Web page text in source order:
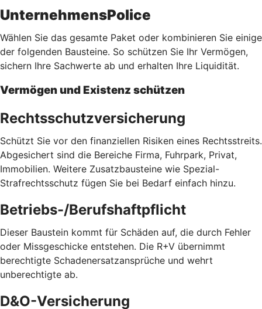
UnternehmensPolice
Wählen Sie das gesamte Paket oder kombinieren Sie einige
der folgenden Bausteine. So schützen Sie Ihr Vermögen,
sichern Ihre Sachwerte ab und erhalten Ihre Liquidität.
Vermögen und Existenz schützen
Rechtsschutzversicherung
Schützt Sie vor den finanziellen Risiken eines Rechtsstreits.
Abgesichert sind die Bereiche Firma, Fuhrpark, Privat,
Immobilien. Weitere Zusatzbausteine wie Spezial-
Strafrechtsschutz fügen Sie bei Bedarf einfach hinzu.
Betriebs-/Berufshaftpflicht
Dieser Baustein kommt für Schäden auf, die durch Fehler
oder Missgeschicke entstehen. Die R+V übernimmt
berechtigte Schadenersatzansprüche und wehrt
unberechtigte ab.
D&O-Versicherung